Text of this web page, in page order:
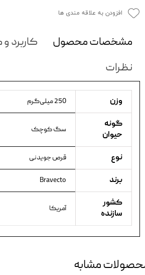
افزودن به علاقه مندی ها
مشخصات محصول
کاربرد و
نظرات
وزن 250 میلی‌گرم
گونه
حیوان
سگ کوچک
نوع قرص جویدنی
برند Bravecto
کشور
سازنده
آمریکا
مشابه